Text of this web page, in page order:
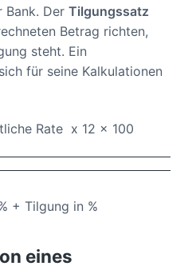
Bank. Der Tilgungssatz
Betrag richten,
steht. Ein
für seine Kalkulationen
Rate x 12 x 100
+ Tilgung in %
eines